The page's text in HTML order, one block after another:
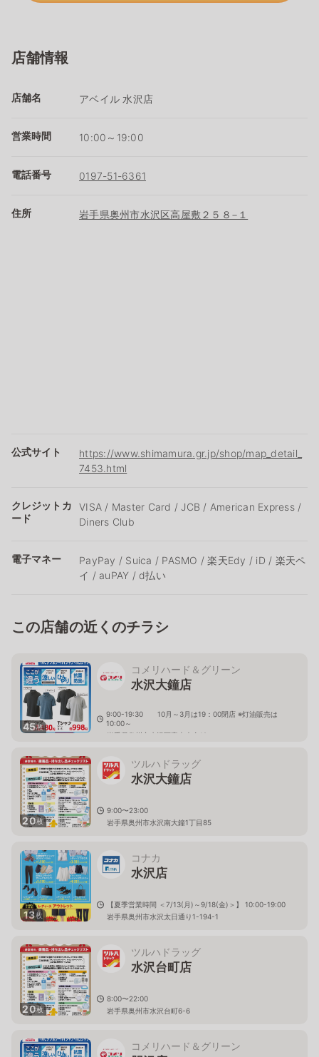
店舗情報
店舗名 アベイル 水沢店
営業時間 10:00～19:00
電話番号 0197-51-6361
住所 岩手県奥州市水沢区高屋敷２５８−１
公式サイト
https://www.shimamura.gr.jp/shop/map_detail_
7453.html
クレジットカ
ード
VISA / Master Card / JCB / American Express /
Diners Club
電子マネー
PayPay / Suica / PASMO / 楽天Edy / iD / 楽天ペ
イ / auPAY / d払い
この店舗の近くのチラシ
45枚
コメリハード＆グリーン
水沢大鐘店
9:00-19:30 10月～3月は19：00閉店 ※灯油販売は
10:00～
岩手県奥州市水沢区字南大金12
20枚
ツルハドラッグ
水沢大鐘店
9:00〜23:00
岩手県奥州市水沢南大鐘1丁目85
13枚
コナカ
水沢店
【夏季営業時間 ＜7/13(月)～9/18(金)＞】 10:00-19:00
岩手県奥州市水沢太日通り1-194-1
20枚
ツルハドラッグ
水沢台町店
8:00〜22:00
岩手県奥州市水沢台町6-6
コメリハード＆グリーン